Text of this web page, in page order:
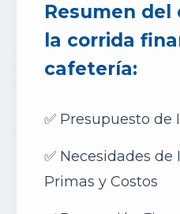
Resumen
la corrida
cafetería:
✅ Presupuesto de
✅ Necesidades de
Primas y Costos